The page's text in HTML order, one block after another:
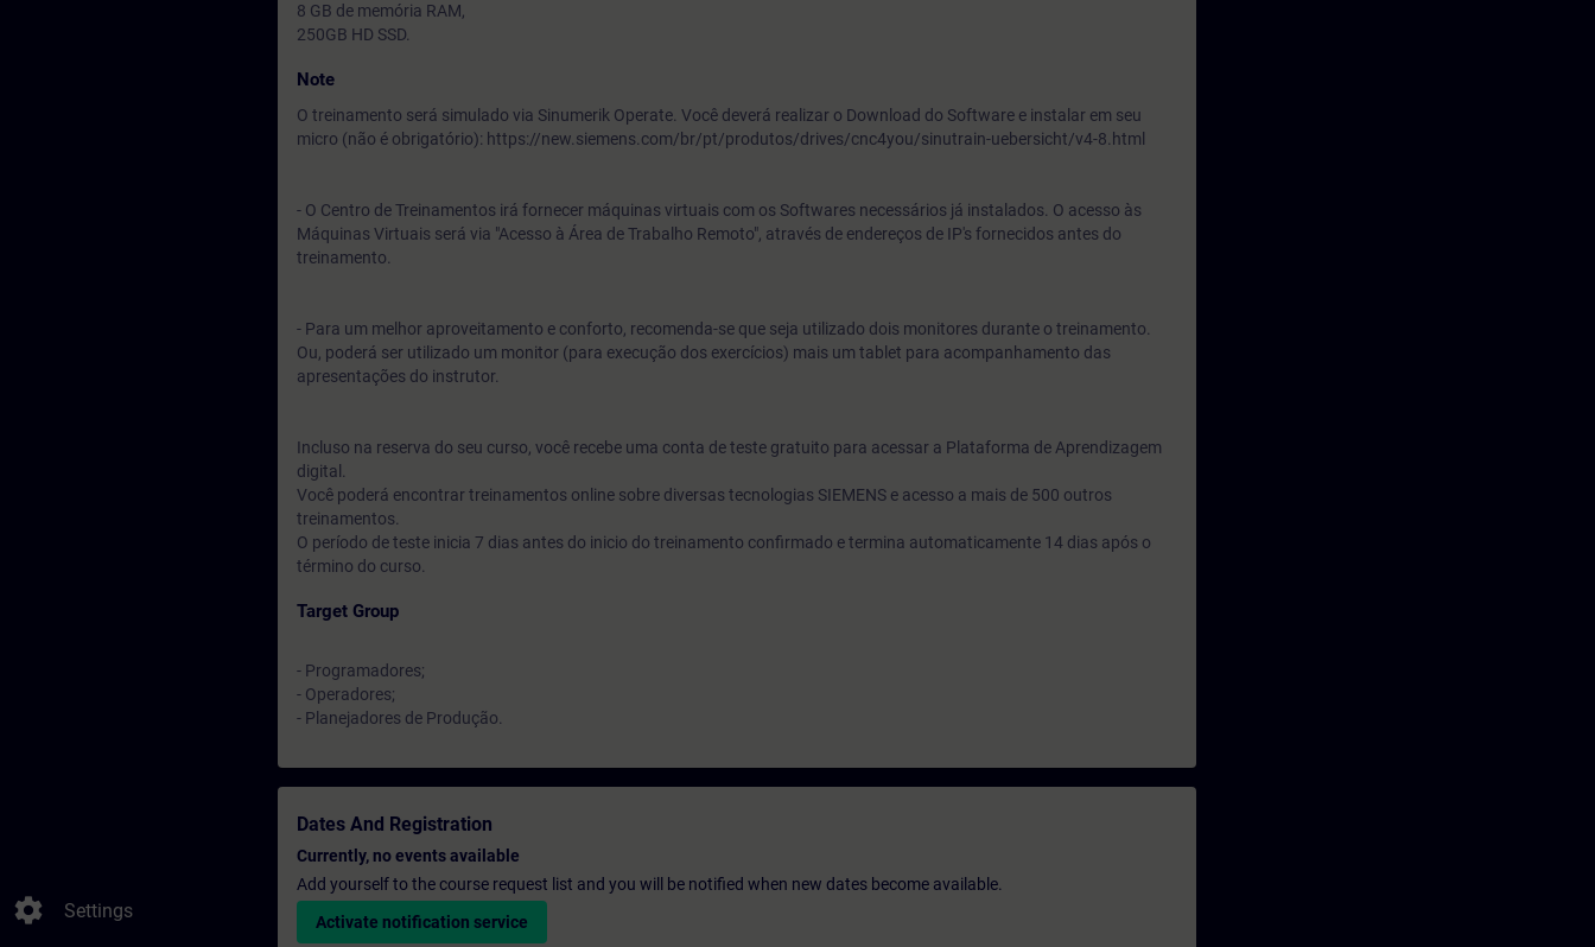
settings Settings
8 GB de memória RAM,
250GB HD SSD.
Note
O treinamento será simulado via Sinumerik Operate. Você deverá realizar o Download do Software e instalar em seu
micro (não é obrigatório): https://new.siemens.com/br/pt/produtos/drives/cnc4you/sinutrain-uebersicht/v4-8.html
- O Centro de Treinamentos irá fornecer máquinas virtuais com os Softwares necessários já instalados. O acesso às
Máquinas Virtuais será via "Acesso à Área de Trabalho Remoto", através de endereços de IP's fornecidos antes do
treinamento.
- Para um melhor aproveitamento e conforto, recomenda-se que seja utilizado dois monitores durante o treinamento.
Ou, poderá ser utilizado um monitor (para execução dos exercícios) mais um tablet para acompanhamento das
apresentações do instrutor.
Incluso na reserva do seu curso, você recebe uma conta de teste gratuito para acessar a Plataforma de Aprendizagem
digital.
Você poderá encontrar treinamentos online sobre diversas tecnologias SIEMENS e acesso a mais de 500 outros
treinamentos.
O período de teste inicia 7 dias antes do inicio do treinamento confirmado e termina automaticamente 14 dias após o
término do curso.
Target Group
- Programadores;
- Operadores;
- Planejadores de Produção.
Dates And Registration
Currently, no events available
Add yourself to the course request list and you will be notified when new dates become available.
Activate notification service